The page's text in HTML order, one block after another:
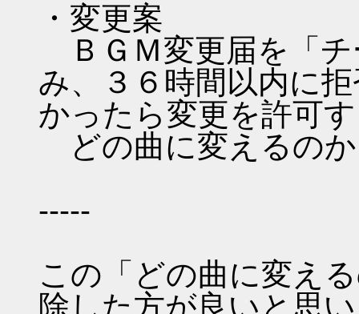
・変更案
ＢＧＭ変更届を「チ
み、３６時間以内に
かったら変更を許可
どの曲に変えるの
-----
この「どの曲に変え
除した方が良いと思